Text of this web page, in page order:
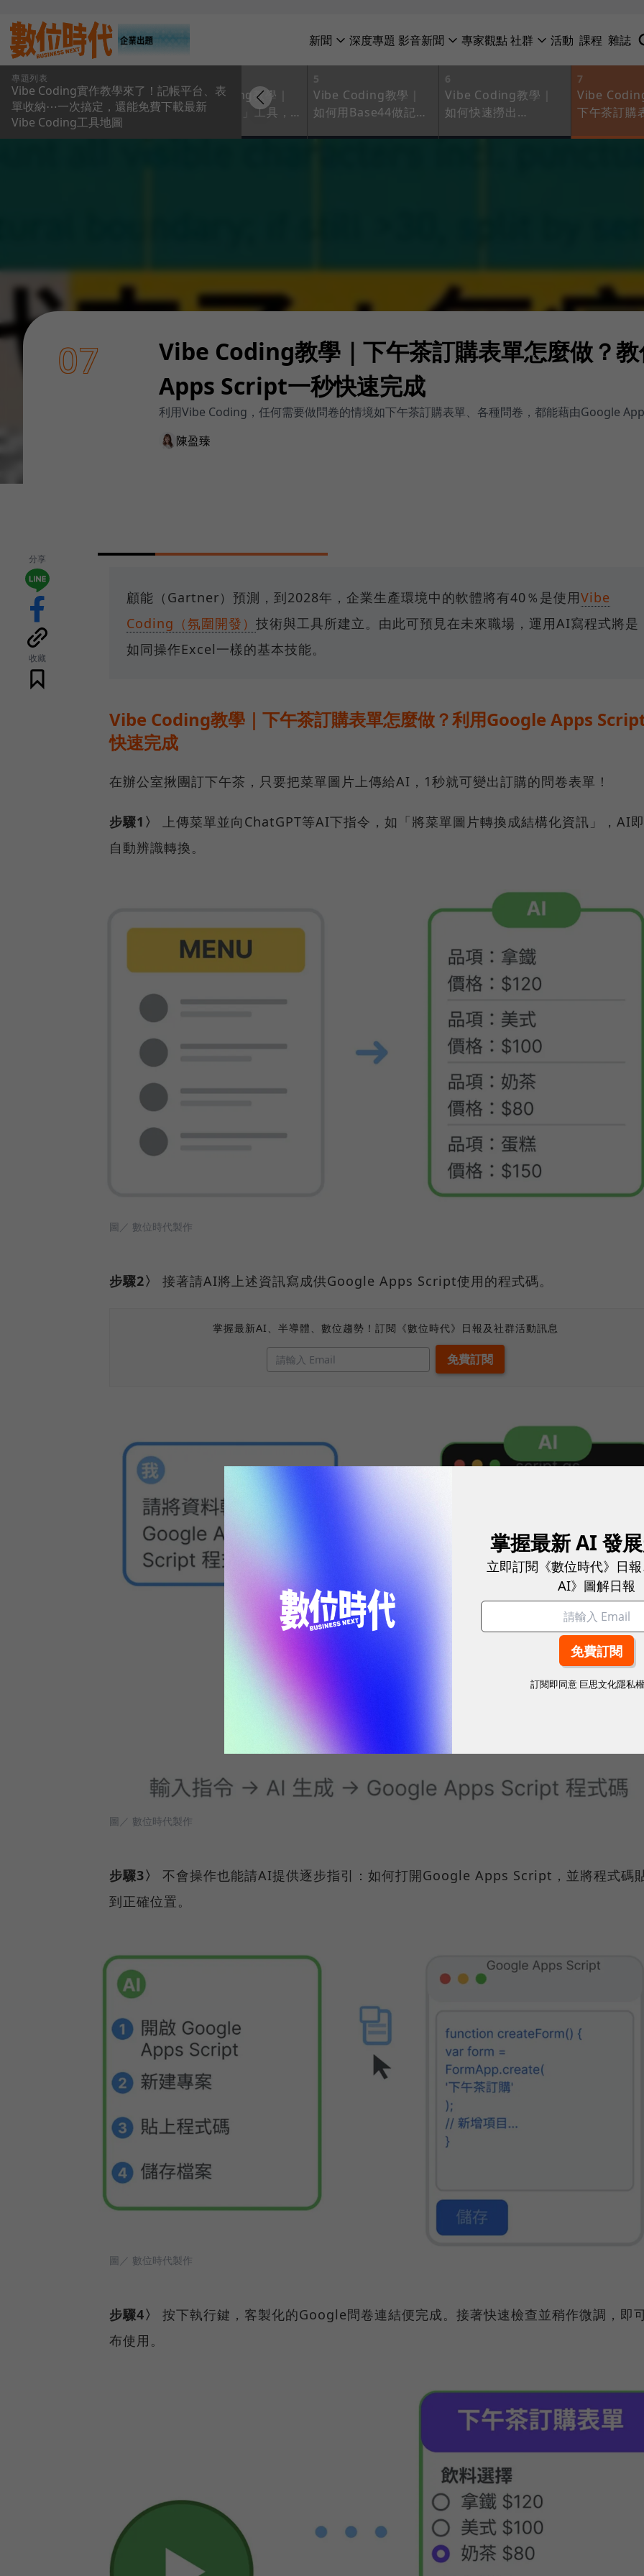
新聞 深度專題 影音新聞 專家觀點社群 活動 課程 雜誌
專題列表
Vibe Coding實作教學來了！記帳平台、表
單收納⋯一次搞定，還能免費下載最新
Vibe Coding工具地圖
新
地
、
Vibe Coding要怎麼
開始？Vibe Coding
講師：先確認「3件
Vibe Coding教學｜
打開「POE」工具，
5
Vibe Coding教學｜
如何用Base44做記帳
6
Vibe Coding教學｜
如何快速撈出
7
Vibe
下午茶訂購
07
Vibe Coding教學｜下午茶訂購表單怎麼做？
Apps Script一秒快速完成
利用Vibe Coding，任何需要做問卷的情境如下午茶訂購表單、各種問卷，都能藉由Google
陳盈臻
分享
收藏
顧能（Gartner）預測，到2028年，企業生產環境中的軟體將有40％是使用Vibe
Coding（氛圍開發） 技術與工具所建立。由此可預見在未來職場，運用AI寫程式將是
如同操作Excel一樣的基本技能。
Vibe Coding教學｜下午茶訂購表單怎麼做？利用Google Apps
快速完成
在辦公室揪團訂下午茶，只要把菜單圖片上傳給AI，1秒就可變出訂購的問卷表單！
步驟1〉
上傳菜單並向ChatGPT等AI下指令，如「將菜單圖片轉換成結構化資訊」，AI
自動辨識轉換。
圖／ 數位時代製作
步驟2〉 接著請AI將上述資訊寫成供Google Apps Script使用的程式碼。
掌握最新AI、半導體、數位趨勢！訂閱《數位時代》日報及社群活動訊息
圖／ 數位時代製作
步驟3〉
不會操作也能請AI提供逐步指引：如何打開Google Apps Script，並將程式碼
到正確位置。
圖／ 數位時代製作
步驟4〉
按下執行鍵，客製化的Google問卷連結便完成。接著快速檢查並稍作微調，即
布使用。
掌握最新 AI 發
立即訂閱《數位時代》日
AI》圖解日報
訂閱即同意 巨思文化隱私